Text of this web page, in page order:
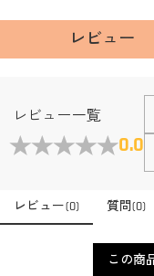
レビュー
レビュー一覧
0.0
レビュー(0) 質問(0)
この商